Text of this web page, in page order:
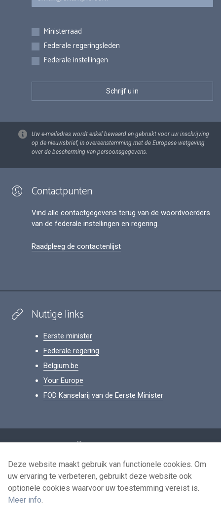
Inschrijvingen
Ministerraad
Federale regeringsleden
Federale instellingen
Uw e-mailadres wordt enkel bewaard en gebruikt voor uw inschrijving
op de nieuwsbrief, in overeenstemming met de Europese wetgeving
over de bescherming van persoonsgegevens.
Contactpunten
Vind alle contactgegevens terug van de woordvoerders
van de federale instellingen en regering.
Raadpleeg de contactenlijst
Nuttige links
Eerste minister
Federale regering
Belgium.be
Your Europe
FOD Kanselarij van de Eerste Minister
Persoonsgegevens
Voorwaarden voor het hergebruik
Contacteer ons
Deze website maakt gebruik van functionele cookies. Om
uw ervaring te verbeteren, gebruikt deze website ook
optionele cookies waarvoor uw toestemming vereist is.
Meer info.